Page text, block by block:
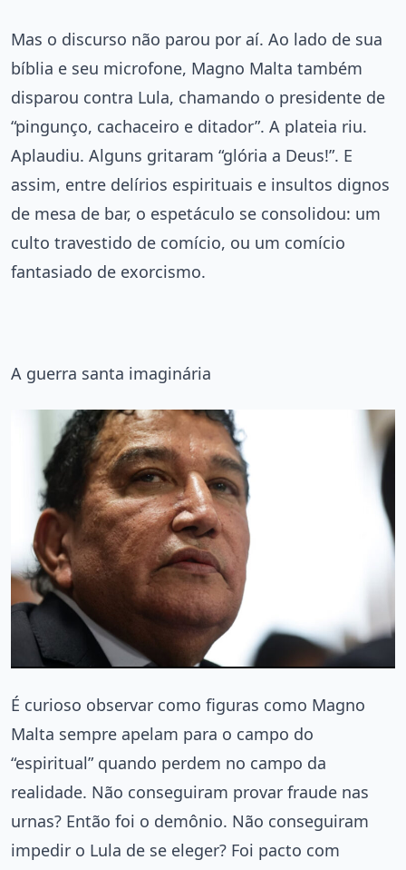
Mas o discurso não parou por aí. Ao lado de sua
bíblia e seu microfone, Magno Malta também
disparou contra Lula, chamando o presidente de
“pingunço, cachaceiro e ditador”. A plateia riu.
Aplaudiu. Alguns gritaram “glória a Deus!”. E
assim, entre delírios espirituais e insultos dignos
de mesa de bar, o espetáculo se consolidou: um
culto travestido de comício, ou um comício
fantasiado de exorcismo.
A guerra santa imaginária
É curioso observar como figuras como Magno
Malta sempre apelam para o campo do
“espiritual” quando perdem no campo da
realidade. Não conseguiram provar fraude nas
urnas? Então foi o demônio. Não conseguiram
impedir o Lula de se eleger? Foi pacto com